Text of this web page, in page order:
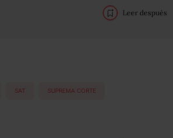
Leer después
SAT SUPREMA CORTE